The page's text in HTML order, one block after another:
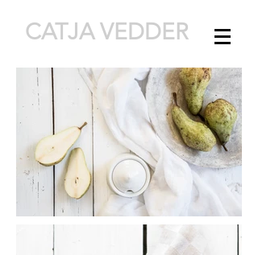
CATJA VEDDER